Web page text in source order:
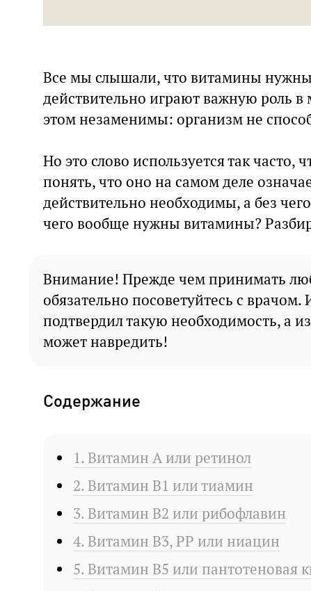
Все мы слышали, что витамины
действительно играют важную роль
этом незаменимы: организм не
Но это слово используется так часто,
понять, что оно на самом деле
действительно необходимы, а без
чего вообще нужны витамины?
Внимание! Прежде чем принимать
обязательно посоветуйтесь с врачом.
подтвердил такую необходимость, а
может навредить!
Содержание
1. Витамин А или ретинол
2. Витамин B1 или тиамин
3. Витамин В2 или рибофлавин
4. Витамин В3, РР или ниацин
5. Витамин В5 или пантотеновая